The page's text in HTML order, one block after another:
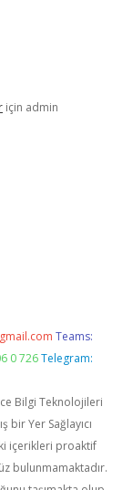
için admin
Teams:
0 726 Telegram:
Bilgi Teknolojileri
bir Yer Sağlayıcı
içerikleri proaktif
bulunmamaktadır.